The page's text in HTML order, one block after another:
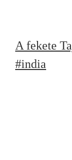
A fekete
#india